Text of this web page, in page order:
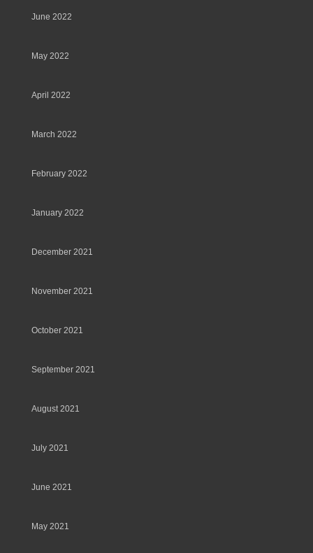
June 2022
May 2022
April 2022
March 2022
February 2022
January 2022
December 2021
November 2021
October 2021
September 2021
August 2021
July 2021
June 2021
May 2021